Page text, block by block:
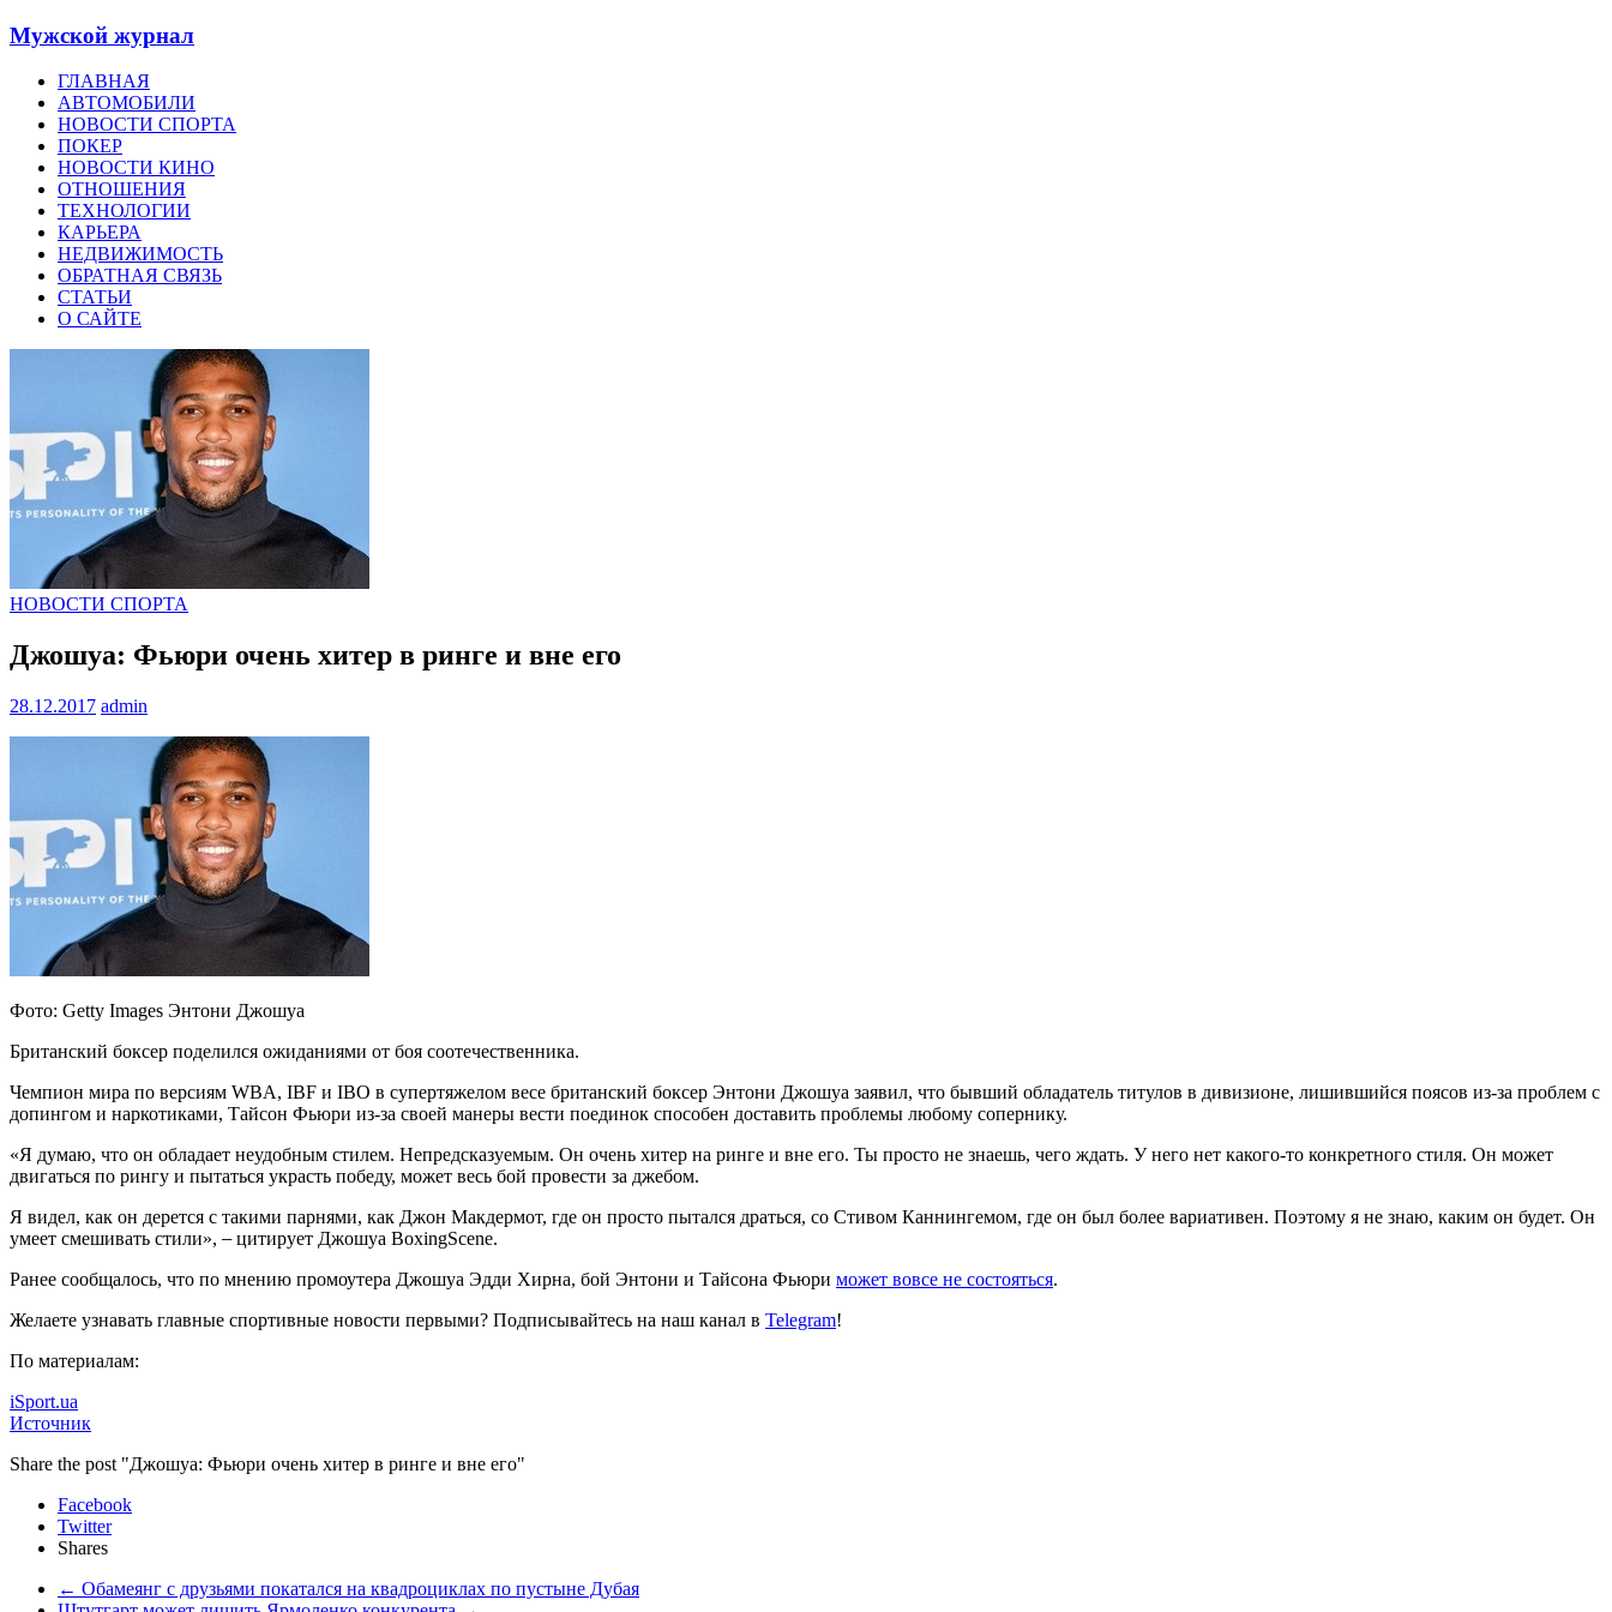
Мужской журнал
ГЛАВНАЯ
АВТОМОБИЛИ
НОВОСТИ СПОРТА
ПОКЕР
НОВОСТИ КИНО
ОТНОШЕНИЯ
ТЕХНОЛОГИИ
КАРЬЕРА
НЕДВИЖИМОСТЬ
ОБРАТНАЯ СВЯЗЬ
СТАТЬИ
О САЙТЕ
НОВОСТИ СПОРТА
Джошуа: Фьюри очень хитер в ринге и вне его
28.12.2017 admin
Фото: Getty Images Энтони Джошуа
Британский боксер поделился ожиданиями от боя соотечественника.
Чемпион мира по версиям WBA, IBF и IBO в супертяжелом весе британский боксер Энтони Джошуа заявил, что бывший обладатель титулов в дивизионе, лишившийся поясов из-за проблем с
допингом и наркотиками, Тайсон Фьюри из-за своей манеры вести поединок способен доставить проблемы любому сопернику.
«Я думаю, что он обладает неудобным стилем. Непредсказуемым. Он очень хитер на ринге и вне его. Ты просто не знаешь, чего ждать. У него нет какого-то конкретного стиля. Он может
двигаться по рингу и пытаться украсть победу, может весь бой провести за джебом.
Я видел, как он дерется с такими парнями, как Джон Макдермот, где он просто пытался драться, со Cтивом Каннингемом, где он был более вариативен. Поэтому я не знаю, каким он будет. Он
умеет смешивать стили», –цитирует Джошуа BoxingScene.
Ранее сообщалось, что по мнению промоутера Джошуа Эдди Хирна, бой Энтони и Тайсона Фьюри может вовсе не состояться.
Желаете узнавать главные спортивные новости первыми? Подписывайтесь на наш канал в Telegram!
По материалам:
iSport.ua
Источник
Share the post "Джошуа: Фьюри очень хитер в ринге и вне его"
Facebook
Twitter
Shares
← Обамеянг с друзьями покатался на квадроциклах по пустыне Дубая